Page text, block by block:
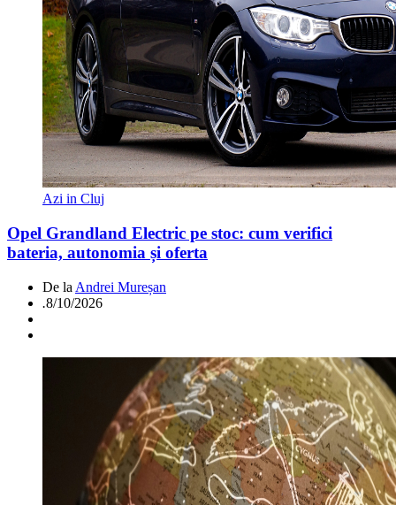
Azi in Cluj
Opel Grandland Electric pe stoc: cum verifici
bateria, autonomia și oferta
De la Andrei Mureșan
.8/10/2026